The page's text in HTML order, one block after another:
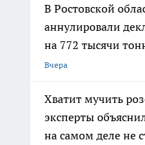
В Ростовской
аннулировали
на 772 тысячи
Вчера
Хватит мучить
эксперты
на самом деле не